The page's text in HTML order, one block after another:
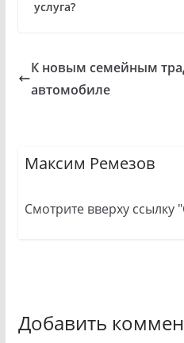
услуга?
К новым семейным
автомобиле
Максим Ремезов
Смотрите вверху ссылку
Добавить